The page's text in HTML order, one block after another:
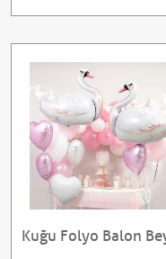
Kuğu Folyo Balon